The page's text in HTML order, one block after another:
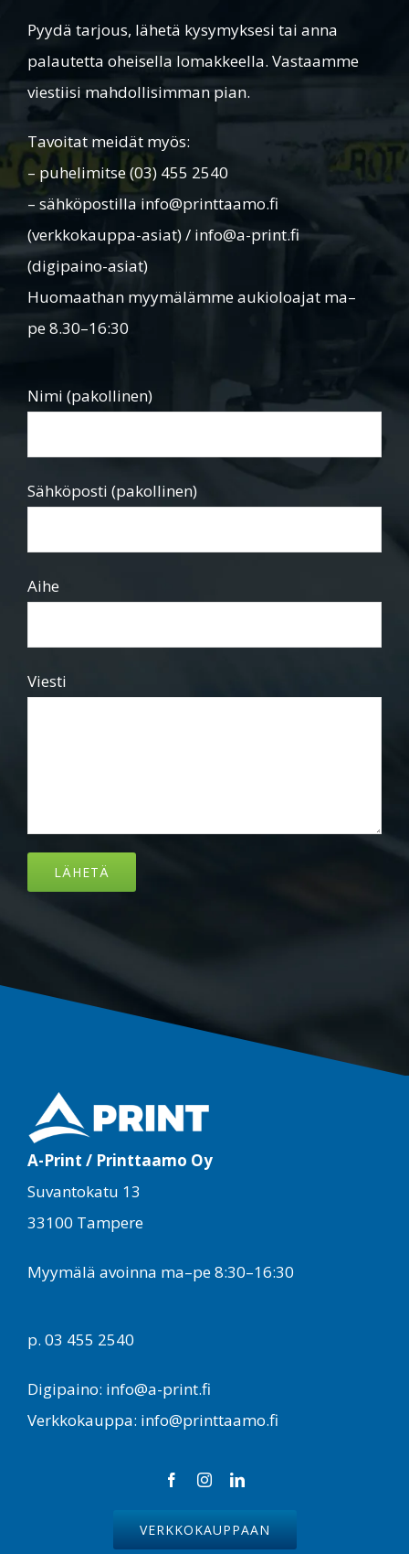
Pyydä tarjous, lähetä kysymyksesi tai anna
palautetta oheisella lomakkeella. Vastaamme
viestiisi mahdollisimman pian.
Tavoitat meidät myös:
– puhelimitse (03) 455 2540
– sähköpostilla info@printtaamo.fi
(verkkokauppa-asiat) / info@a-print.fi
(digipaino-asiat)
Huomaathan myymälämme aukioloajat ma–
pe 8.30–16:30
Nimi (pakollinen)
Sähköposti (pakollinen)
Aihe
Viesti
A-Print / Printtaamo Oy
Suvantokatu 13
33100 Tampere
Myymälä avoinna ma–pe 8:30–16:30
p. 03 455 2540
Digipaino: info@a-print.fi
Verkkokauppa: info@printtaamo.fi
VERKKOKAUPPAAN